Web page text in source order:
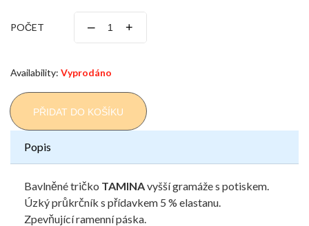
POČET – +
Availability: Vyprodáno
PŘIDAT DO KOŠÍKU
Popis
Bavlněné tričko TAMINAvyšší gramáže s potiskem.
Úzký průkrčník s přídavkem 5 % elastanu.
Zpevňující ramenní páska.